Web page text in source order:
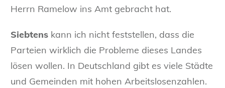
Herrn Ramelow ins Amt gebracht hat.
Siebtens kann ich nicht feststellen, dass die
Parteien wirklich die Probleme dieses Landes
lösen wollen. In Deutschland gibt es viele Städte
und Gemeinden mit hohen Arbeitslosenzahlen.